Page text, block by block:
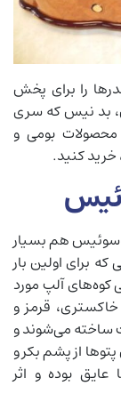
را برای پخش
بد نیس که سری
محصولات بومی و
کنید.
سوئیس هم بسیار
برای اولین بار
کوه‌های آلپ مورد
خاکستری، قرمز و
ساخته می‌شوند و
از پشم بکر و
بوده و اثر